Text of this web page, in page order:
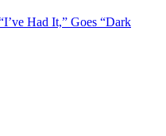
Had It,” Goes “Dark